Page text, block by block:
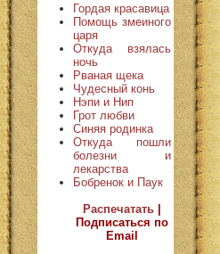
Гордая красавица
Помощь змеиного
царя
Откуда взялась
ночь
Рваная щека
Чудесный конь
Нэпи и Нип
Грот любви
Синяя родинка
Откуда пошли
болезни и
лекарства
Бобренок и Паук
Распечатать
Подписаться по
Email